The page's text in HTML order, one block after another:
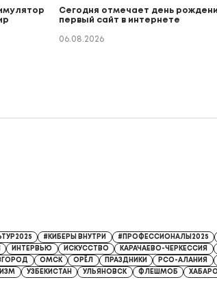
Сегодня отмечает день
первый сайт в интернете
06.08.2026
#КИБЕРЫ ВНУТРИ #ПРОФЕССИОНАЛЫ2025
ИНТЕРВЬЮ ИСКУССТВО КАРАЧАЕВО-ЧЕРКЕССИЯ
ОМСК ОРЁЛ ПРАЗДНИКИ РСО-АЛАНИЯ
УЗБЕКИСТАН УЛЬЯНОВСК ФЛЕШМОБ